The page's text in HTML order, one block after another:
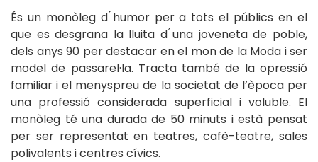
És un monòleg d ́humor per a tots el públics en el
que es desgrana la lluita d ́una joveneta de poble,
dels anys 90 per destacar en el mon de la Moda i ser
model de passarel·la. Tracta també de la opressió
familiar i el menyspreu de la societat de l’època per
una professió considerada superficial i voluble. El
monòleg té una durada de 50 minuts i està pensat
per ser representat en teatres, cafè-teatre, sales
polivalents i centres cívics.